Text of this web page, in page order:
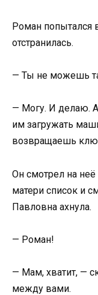
Роман попытался
отстранилась.
— Ты не можешь
— Могу. И делаю.
им загружать
возвращаешь
Он смотрел на
матери список и
Павловна ахнула.
— Роман!
— Мам, хватит, —
между вами.